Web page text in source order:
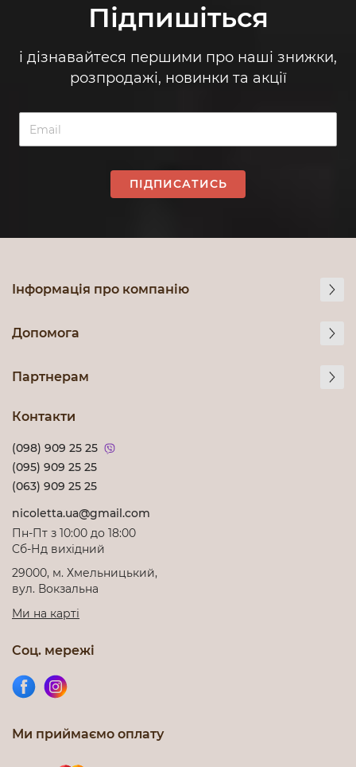
Підпишіться
і дізнавайтеся першими про наші знижки,
розпродажі, новинки та акції
ПІДПИСАТИСЬ
Інформація про компанію
Допомога
Партнерам
Контакти
(098) 909 25 25
(095) 909 25 25
(063) 909 25 25
nicoletta.ua@gmail.com
Пн-Пт з 10:00 до 18:00
Cб-Нд вихідний
29000, м. Хмельницький,
вул. Вокзальна
Ми на карті
Соц. мережі
Ми приймаємо оплату